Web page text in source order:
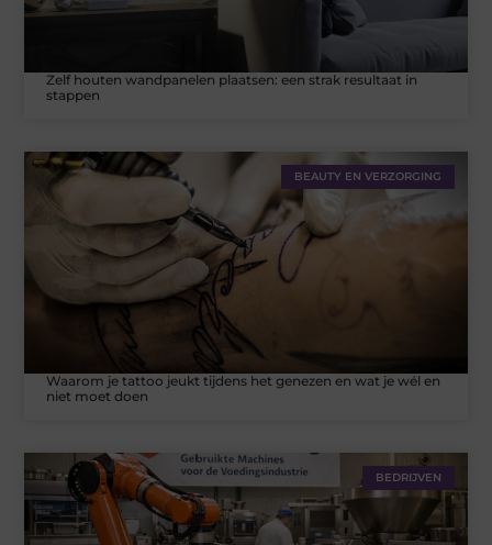
Zelf houten wandpanelen plaatsen: een strak resultaat in
stappen
BEAUTY EN VERZORGING
Waarom je tattoo jeukt tijdens het genezen en wat je wél en
niet moet doen
BEDRIJVEN